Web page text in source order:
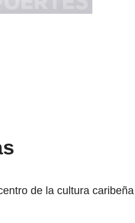
de la cultura caribeña